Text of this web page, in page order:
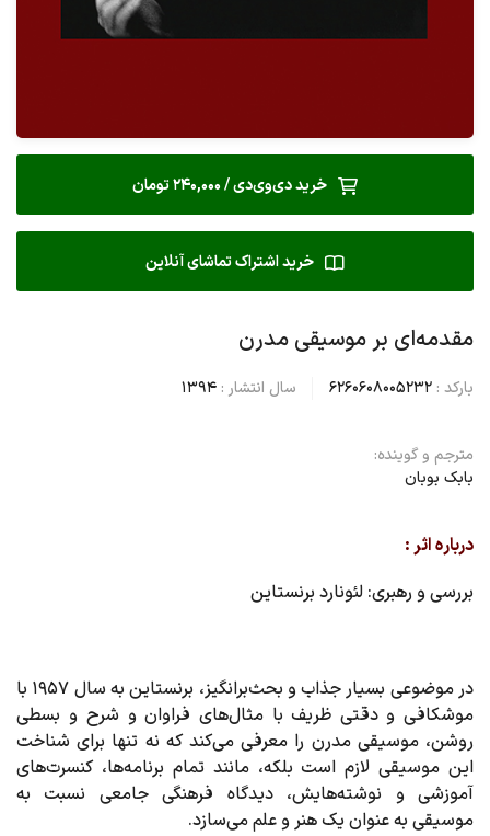
خرید دی‌وی‌دی / 240,000 تومان
خرید اشتراک تماشای آنلاین
مقدمه‌ای بر موسیقی مدرن
بارکد : 6260608005232 سال انتشار : 1394
مترجم و گوینده:
بابک بوبان
درباره اثر :
بررسی و رهبری: لئونارد برنستاین
در موضوعی بسیار جذاب و بحث‌برانگیز، برنستاین به سال ۱۹۵۷ با
موشکافی و دقتی ظریف با مثال‌های فراوان و شرح و بسطی
روشن، موسیقی مدرن را معرفی می‌کند که نه تنها برای شناخت
این موسیقی لازم است بلکه، مانند تمام برنامه‌ها، کنسرت‌های
آموزشی و نوشته‌هایش، دیدگاه فرهنگی جامعی نسبت به
موسیقی به عنوان یک هنر و علم می‌سازد.